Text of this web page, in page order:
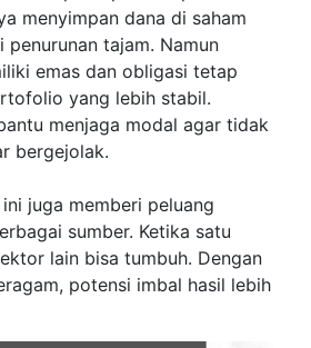
menyimpan dana di saham
penurunan tajam. Namun
emas dan obligasi tetap
yang lebih stabil.
menjaga modal agar tidak
bergejolak.
juga memberi peluang
sumber. Ketika satu
lain bisa tumbuh. Dengan
potensi imbal hasil lebih